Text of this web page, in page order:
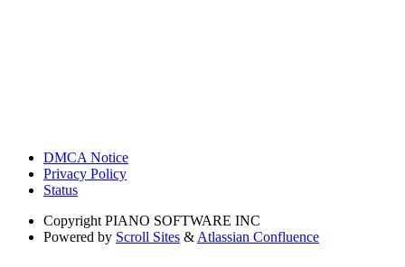
DMCA Notice
Privacy Policy
Status
Copyright PIANO SOFTWARE INC
Powered by Scroll Sites & Atlassian Confluence